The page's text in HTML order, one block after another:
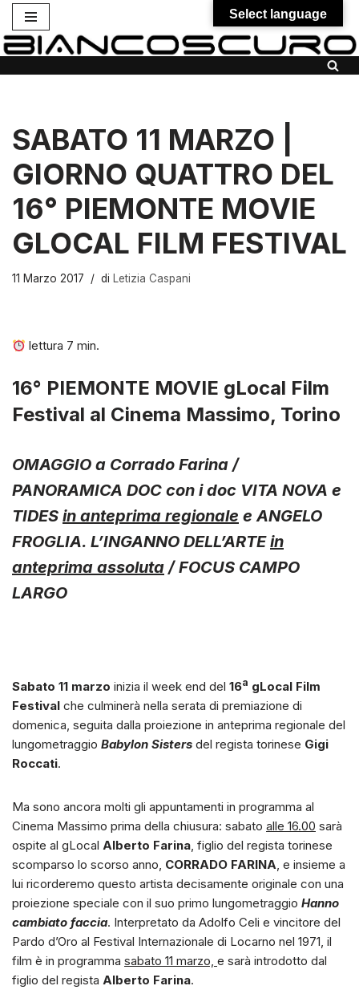
Vai
SABATO 11 MARZO |
GIORNO QUATTRO DEL
16° PIEMONTE MOVIE
GLOCAL FILM FESTIVAL
11 Marzo 2017 di Letizia Caspani
lettura 7 min.
16° PIEMONTE MOVIE gLocal Film
Festival al Cinema Massimo, Torino
OMAGGIO a Corrado Farina /
PANORAMICA DOC con i doc VITA NOVA e
TIDES in anteprima regionale e ANGELO
FROGLIA. L’INGANNO DELL’ARTEin
anteprima assoluta / FOCUS CAMPO
LARGO
Sabato 11 marzo inizia il week end del 16a gLocal Film
Festival che culminerà nella serata di premiazione di
domenica, seguita dalla proiezione in anteprima regionale del
lungometraggio Babylon Sisters del regista torinese Gigi
Roccati.
Ma sono ancora molti gli appuntamenti in programma al
Cinema Massimo prima della chiusura: sabato alle 16.00 sarà
ospite al gLocal Alberto Farina, figlio del regista torinese
scomparso lo scorso anno, CORRADO FARINA, e insieme a
lui ricorderemo questo artista decisamente originale con una
proiezione speciale con il suo primo lungometraggio Hanno
cambiato faccia. Interpretato da Adolfo Celi e vincitore del
Pardo d’Oro al Festival Internazionale di Locarno nel 1971, il
film è in programma sabato 11 marzo, e sarà introdotto dal
figlio del regista Alberto Farina.
Select language